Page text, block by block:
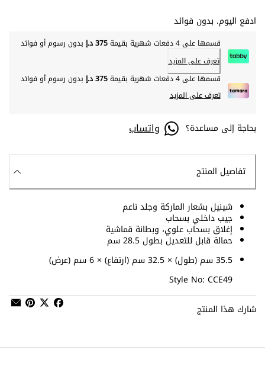
ادفع اليوم. بدون فوائد
قسمها على 4 دفعات شهرية بقيمة 375 د.إ
بدون رسوم أو فوائد
تعرف على المزيد
قسمها على 4 دفعات شهرية بقيمة
375 د.إ
بدون رسوم أو فوائد
تعرف على المزيد
بحاجة إلى مساعدة؟ واتساب
تفاصيل المنتج
شينيل بشعار الماركة وجلد ناعم
جيب داخلي بسحاب
إغلاق بسحاب علوي، وبطانة قماشية
حمالة قابل للتعديل بطول 28.5 سم
35.5 سم (طول) × 32.5 سم (ارتفاع) × 6 سم (عرض)
Style No: CCE49
شارك هذا المنتج